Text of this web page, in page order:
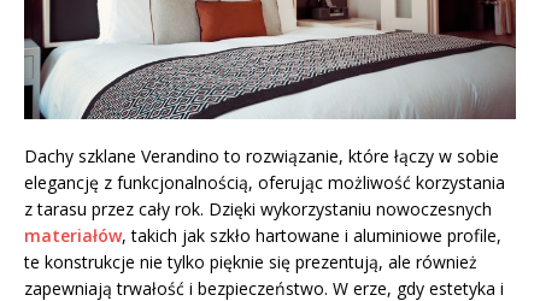
Dachy szklane Verandino to rozwiązanie, które łączy w sobie
elegancję z funkcjonalnością, oferując możliwość korzystania
z tarasu przez cały rok. Dzięki wykorzystaniu nowoczesnych
materiałów, takich jak szkło hartowane i aluminiowe profile,
te konstrukcje nie tylko pięknie się prezentują, ale również
zapewniają trwałość i bezpieczeństwo. W erze, gdy estetyka i